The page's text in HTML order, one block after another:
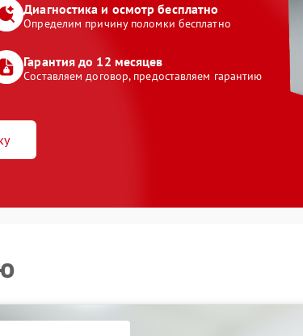
Диагностика и осмотр бесплатно
Определим причину поломки бесплатно
Гарантия до 12 месяцев
Составляем договор, предоставляем гарантию